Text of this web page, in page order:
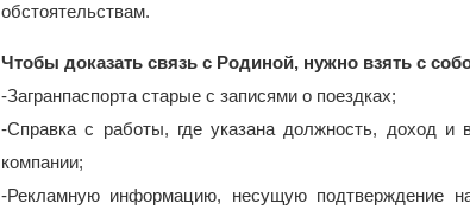
обстоятельствам.
Чтобы доказать связь с Родиной, нужно взять с
-Загранпаспорта старые с записями о поездках;
-Справка с работы, где указана должность, доход и
компании;
-Рекламную информацию, несущую подтверждение